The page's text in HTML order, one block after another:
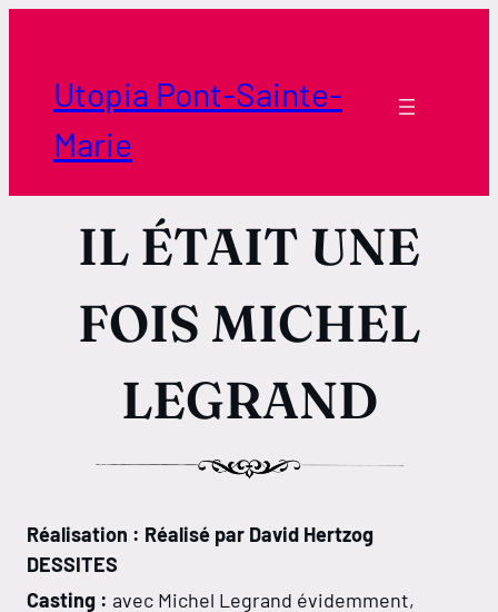
contenuUtopia Pont-Sainte-
Marie
IL ÉTAIT UNE
FOIS MICHEL
LEGRAND
Réalisation : Réalisé par David Hertzog
DESSITES
Casting : avec Michel Legrand évidemment,